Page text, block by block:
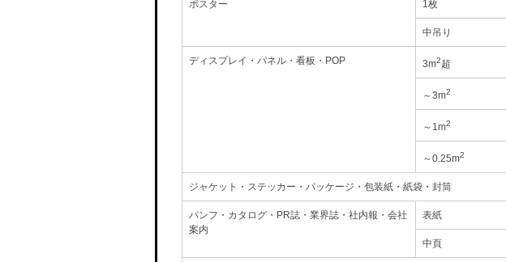
ポスター 1枚
中吊り
ディスプレイ・パネル・看板・POP 3m2超
～3m2
～1m2
～0.25m2
ジャケット・ステッカー・パッケージ・包装紙・紙袋・封筒
パンフ・カタログ・PR誌・業界誌・社内報・会社
案内
表紙
中頁